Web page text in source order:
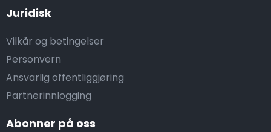
Juridisk
Vilkår og betingelser
Personvern
Ansvarlig offentliggjøring
Partnerinnlogging
Abonner på oss